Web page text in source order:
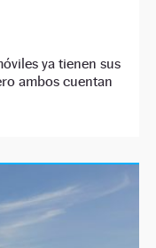
ya tienen sus
ambos cuentan